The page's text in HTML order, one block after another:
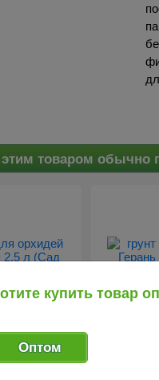
этим товаром обычно
руб.
орхидей
2,5 л (Сад
Грунт
2,5 л
купить товар
Оптом